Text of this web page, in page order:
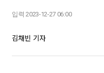
입력 2023-12-27 06:00
김채빈 기자